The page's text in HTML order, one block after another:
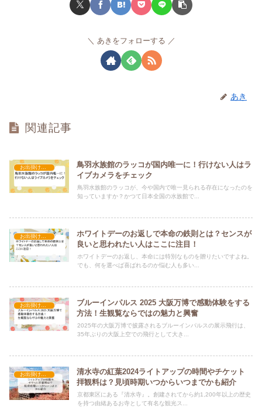
あきをフォローする
あき
関連記事
お出掛け・イベント・行事
鳥羽水族館のラッコが国内唯一に！行けない人はラ
イブカメラをチェック
鳥羽水族館のラッコが、今や国内で唯一見られる存在になったのを
知っていますか？かつて日本全国の水族館で...
お出掛け・イベント・行事
ホワイトデーのお返しで本命の鉄則とは？センスが
良いと思われたい人はここに注目！
ホワイトデーのお返し、本命には特別なものを贈りたいですよね。
でも、何を選べば喜ばれるのか悩む人も多い...
お出掛け・イベント・行事
ブルーインパルス 2025 大阪万博で感動体験をする
方法！生観覧ならではの魅力と興奮
2025年の大阪万博で披露されるブルーインパルスの展示飛行は、
35年ぶりの大阪上空での飛行として大き...
清水寺の紅葉2024ライトアップの時間やチケット
拝観料は？見頃時期いつからいつまでかも紹介
京都東区にある『清水寺』。創建されてから約1,200年以上の歴史
を持つ由緒あるお寺として有名な観光ス...